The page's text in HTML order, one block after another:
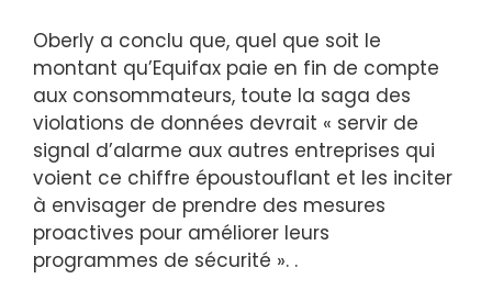
Oberly a conclu que, quel que soit le
montant qu’Equifax paie en fin de compte
aux consommateurs, toute la saga des
violations de données devrait « servir de
signal d’alarme aux autres entreprises qui
voient ce chiffre époustouflant et les inciter
à envisager de prendre des mesures
proactives pour améliorer leurs
programmes de sécurité ». .